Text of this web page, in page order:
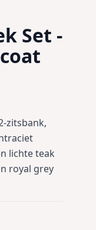
Set -
zitsbank,
lichte teak
royal grey